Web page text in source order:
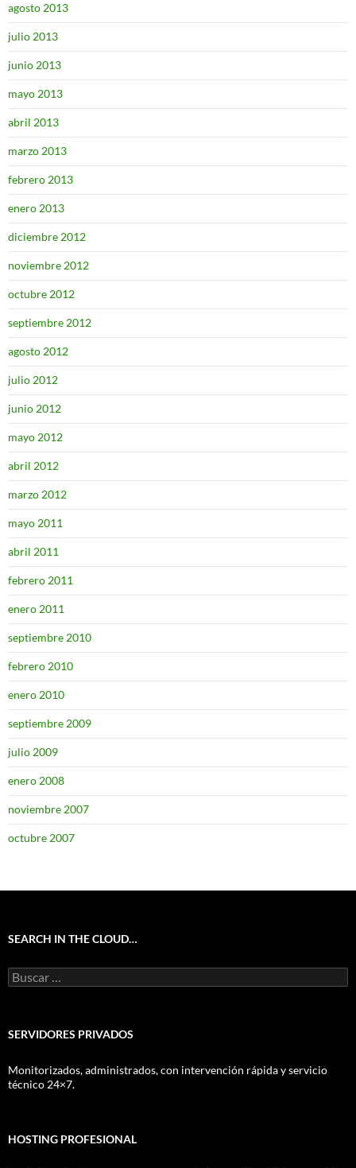
agosto 2013
julio 2013
junio 2013
mayo 2013
abril 2013
marzo 2013
febrero 2013
enero 2013
diciembre 2012
noviembre 2012
octubre 2012
septiembre 2012
agosto 2012
julio 2012
junio 2012
mayo 2012
abril 2012
marzo 2012
mayo 2011
abril 2011
febrero 2011
enero 2011
septiembre 2010
febrero 2010
enero 2010
septiembre 2009
julio 2009
enero 2008
noviembre 2007
octubre 2007
SEARCH IN THE CLOUD…
Buscar:
SERVIDORES PRIVADOS
Monitorizados, administrados, con intervención rápida y servicio
técnico 24×7.
HOSTING PROFESIONAL